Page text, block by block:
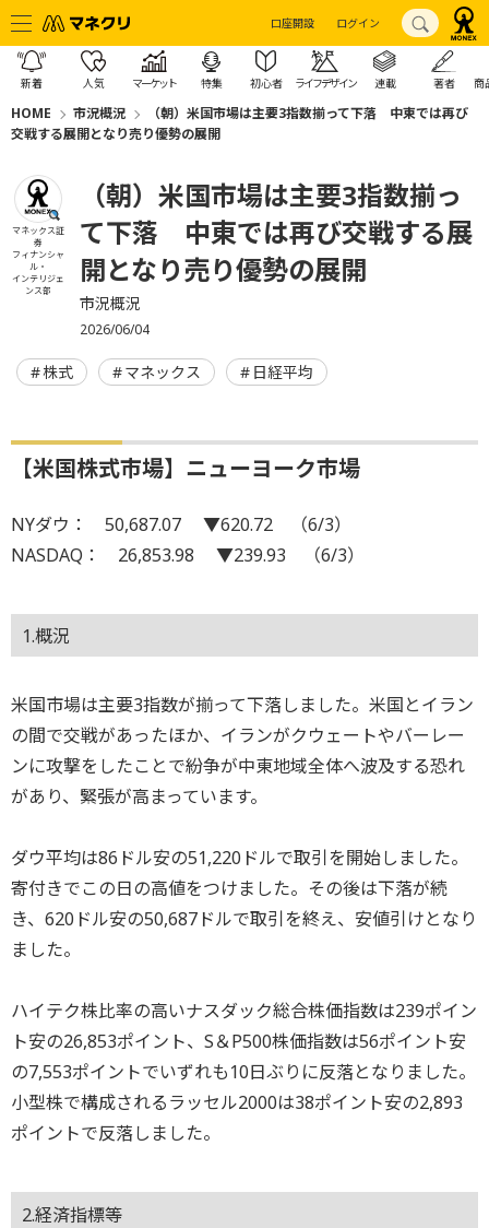
口座開設 ログイン
新着 人気 マーケット 特集 初心者 ライフデザイン 連載 著者 商
HOME 市況概況
（朝）米国市場は主要3指数揃って下落 中東では再び
交戦する展開となり売り優勢の展開
マネックス証
券
フィナンシャ
ル・
インテリジェ
ンス部
（朝）米国市場は主要3指数揃っ
て下落 中東では再び交戦する展
開となり売り優勢の展開
市況概況
2026/06/04
株式 マネックス 日経平均
【米国株式市場】ニューヨーク市場
NYダウ： 50,687.07 ▼620.72 （6/3）
NASDAQ： 26,853.98 ▼239.93 （6/3）
1.概況
米国市場は主要3指数が揃って下落しました。米国とイラン
の間で交戦があったほか、イランがクウェートやバーレー
ンに攻撃をしたことで紛争が中東地域全体へ波及する恐れ
があり、緊張が高まっています。
ダウ平均は86ドル安の51,220ドルで取引を開始しました。
寄付きでこの日の高値をつけました。その後は下落が続
き、620ドル安の50,687ドルで取引を終え、安値引けとなり
ました。
ハイテク株比率の高いナスダック総合株価指数は239ポイン
ト安の26,853ポイント、S＆P500株価指数は56ポイント安
の7,553ポイントでいずれも10日ぶりに反落となりました。
小型株で構成されるラッセル2000は38ポイント安の2,893
ポイントで反落しました。
2.経済指標等